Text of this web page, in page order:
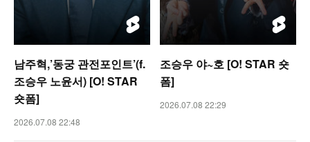
남주혁,’동궁 관전포인트’(f.
조승우 노윤서) [O! STAR
숏폼]
2026.07.08 22:48
조승우 야~호 [O! STAR 숏
폼]
2026.07.08 22:29